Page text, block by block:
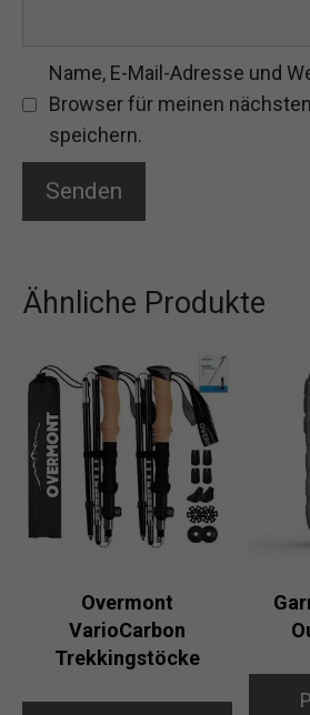
Name, E-Mail-Adresse und
Browser für meinen
speichern.
Ähnliche Produkte
Overmont
VarioCarbon
Trekkingstöcke